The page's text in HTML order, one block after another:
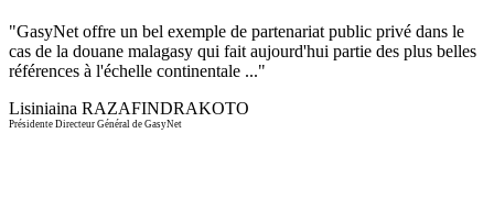
"GasyNet offre un bel exemple de partenariat public privé dans le
cas de la douane malagasy qui fait aujourd'hui partie des plus belles
références à l'échelle continentale ..."
Lisiniaina RAZAFINDRAKOTO
Présidente Directeur Général de GasyNet